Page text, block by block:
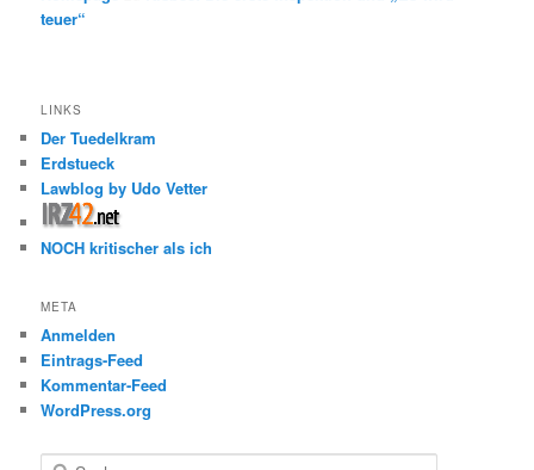
teuer“
LINKS
Der Tuedelkram
Erdstueck
Lawblog by Udo Vetter
NOCH kritischer als ich
META
Anmelden
Eintrags-Feed
Kommentar-Feed
WordPress.org